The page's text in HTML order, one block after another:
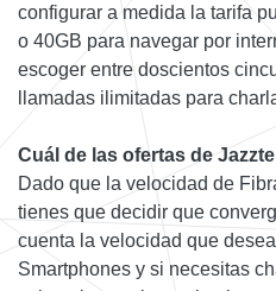
configurar a medida la tarifa
o 40GB para navegar por
escoger entre doscientos
llamadas ilimitadas para
Cuál de las ofertas de
Dado que la velocidad de
tienes que decidir que
cuenta la velocidad que
Smartphones y si necesitas